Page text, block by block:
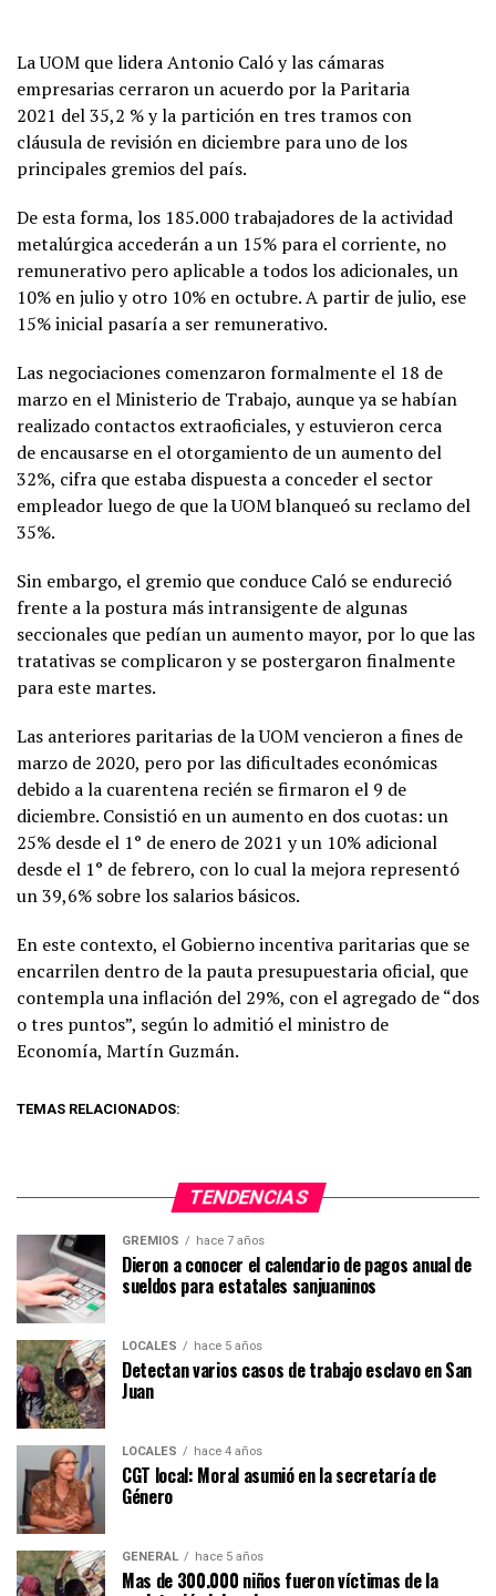
La UOM que lidera Antonio Caló y las cámaras
empresarias cerraron un acuerdo por la Paritaria
2021 del 35,2 % y la partición en tres tramos con
cláusula de revisión en diciembre para uno de los
principales gremios del país.
De esta forma, los 185.000 trabajadores de la actividad
metalúrgica accederán a un 15% para el corriente, no
remunerativo pero aplicable a todos los adicionales, un
10% en julio y otro 10% en octubre. A partir de julio, ese
15% inicial pasaría a ser remunerativo.
Las negociaciones comenzaron formalmente el 18 de
marzo en el Ministerio de Trabajo, aunque ya se habían
realizado contactos extraoficiales, y estuvieron cerca
de encausarse en el otorgamiento de un aumento del
32%, cifra que estaba dispuesta a conceder el sector
empleador luego de que la UOMblanqueó su reclamo del
35%.
Sin embargo, el gremio que conduce Caló se endureció
frente a la postura más intransigente de algunas
seccionales que pedían un aumento mayor, por lo que las
tratativas se complicaron y se postergaron finalmente
para este martes.
Las anteriores paritarias de la UOM vencieron a fines de
marzo de 2020, pero por las dificultades económicas
debido a la cuarentena recién se firmaron el 9 de
diciembre. Consistió en un aumento en dos cuotas: un
25% desde el 1° de enero de 2021 y un 10% adicional
desde el 1° de febrero, con lo cual la mejora representó
un 39,6% sobre los salarios básicos.
En este contexto, el Gobierno incentiva paritarias que se
encarrilen dentro de la pauta presupuestaria oficial, que
contempla una inflación del 29%, con el agregado de “dos
o tres puntos”, según lo admitió el ministro de
Economía, Martín Guzmán.
TEMAS RELACIONADOS:
TENDENCIAS
GREMIOS hace 7 años
Dieron a conocer el calendario de pagos anual de
sueldos para estatales sanjuaninos
LOCALES hace 5 años
Detectan varios casos de trabajo esclavo en San
Juan
LOCALES hace 4 años
CGT local: Moral asumió en la secretaría de
Género
GENERAL hace 5 años
Mas de 300.000 niños fueron víctimas de la